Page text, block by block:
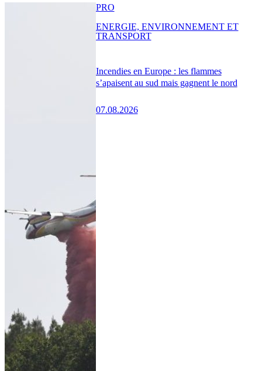
Incendies en Europe : les flammes
s’apaisent au sud mais gagnent le nord
07.08.2026
PRO
ENERGIE, ENVIRONNEMENT ET
TRANSPORT